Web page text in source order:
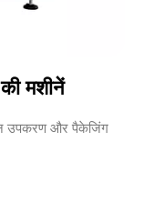
मशीनें
उपकरण और पैकेजिंग